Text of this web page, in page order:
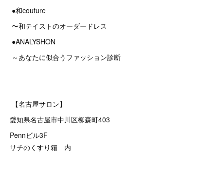
●和couture
〜和テイストのオーダードレス
●ANALYSHON
～あなたに似合うファッション診断
【名古屋サロン】
愛知県名古屋市中川区柳森町403
Pennビル3F
サチのくすり箱 内